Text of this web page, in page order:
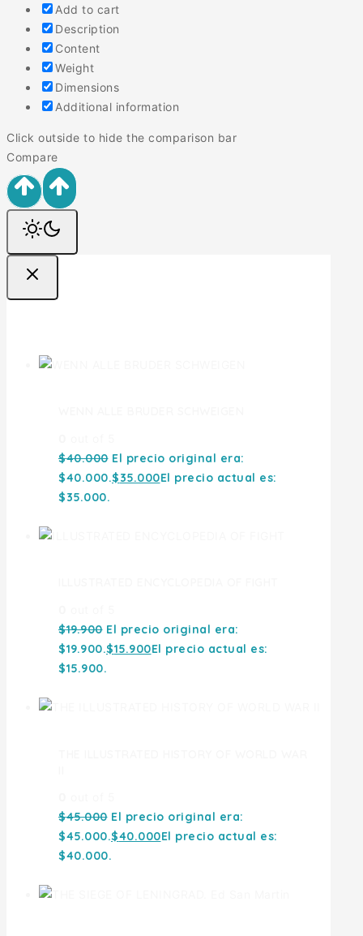
Add to cart
Description
Content
Weight
Dimensions
Additional information
Click outside to hide the comparison bar
Compare
$40.000 El precio original era:
$40.000.$35.000El precio actual es:
$35.000.
$19.900 El precio original era:
$19.900.$15.900El precio actual es:
$15.900.
$45.000 El precio original era:
$45.000.$40.000El precio actual es:
$40.000.